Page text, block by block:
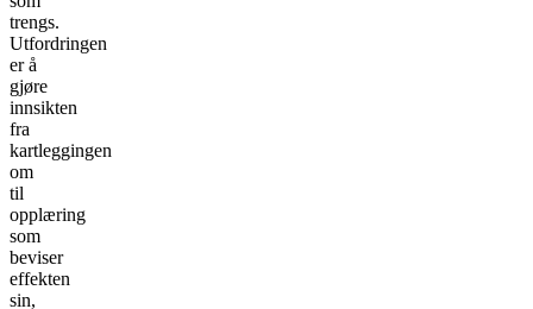
trengs.
Utfordringen
er å
gjøre
innsikten
fra
kartleggingen
om
til
opplæring
som
beviser
effekten
sin,